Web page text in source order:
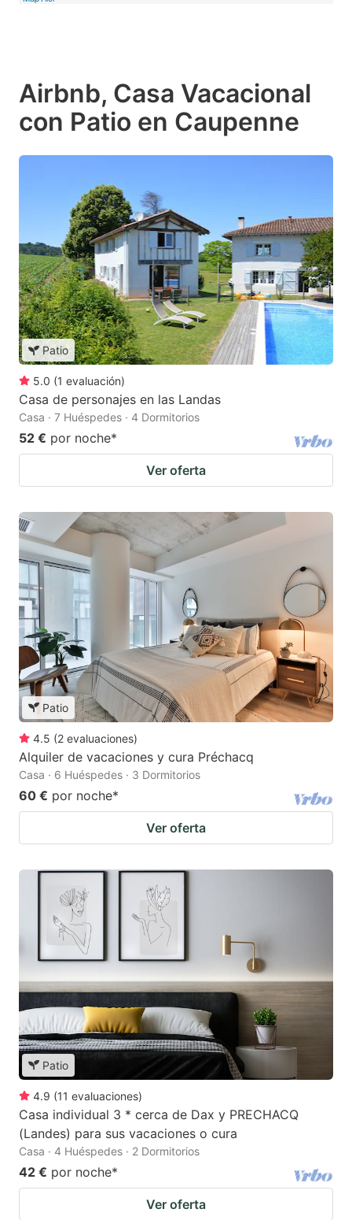
Airbnb, Casa Vacacional
con Patio en Caupenne
Patio
5.0 (1 evaluación)
Casa de personajes en las Landas
Casa · 7 Huéspedes · 4 Dormitorios
52 € por noche*
Ver oferta
Patio
4.5 (2 evaluaciones)
Alquiler de vacaciones y cura Préchacq
Casa · 6 Huéspedes · 3 Dormitorios
60 € por noche*
Ver oferta
Patio
4.9 (11 evaluaciones)
Casa individual 3 * cerca de Dax y PRECHACQ
(Landes) para sus vacaciones o cura
Casa · 4 Huéspedes · 2 Dormitorios
42 € por noche*
Ver oferta